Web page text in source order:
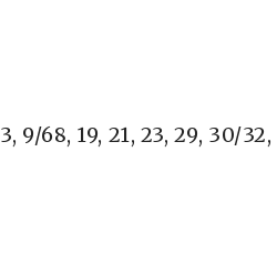
9/68, 19, 21, 23, 29, 30/32,